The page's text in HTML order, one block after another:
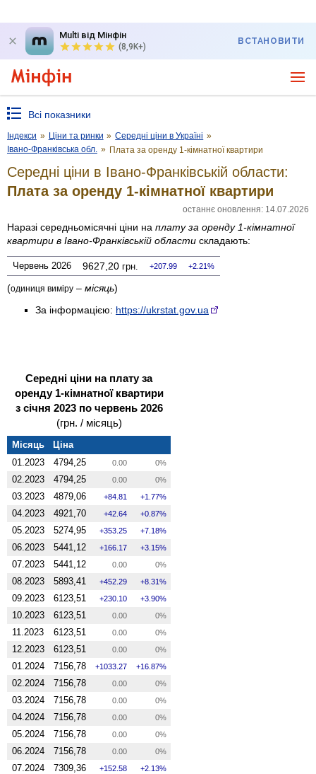
Multi від Мінфін
(8,9K+)
ВСТАНОВИТИ
Всі показники
Індекси » Ціни та ринки » Середні ціни в Україні »
Івано-Франківська обл. » Плата за оренду 1-кімнатної квартири
Середні ціни в Івано-Франківській области:
Плата за оренду 1-кімнатної квартири
останнє оновлення: 14.07.2026
Наразі середньомісячні ціни на плату за оренду 1-кімнатної
квартири в Івано-Франківській области складають:
Червень 2026 9627,20 грн. 207.99 2.21%
(одиниця виміру – місяць)
За інформацією: https://ukrstat.gov.ua
Середні ціни на плату за
оренду 1-кімнатної квартири
з січня 2023 по червень 2026
(грн. / місяць)
Місяць
Ціна
01.2023
4794,25 0.00 0%
02.2023 4794,25 0.00 0%
03.2023 4879,06 84.81 1.77%
04.2023 4921,70 42.64 0.87%
05.2023 5274,95 353.25 7.18%
06.2023 5441,12 166.17 3.15%
07.2023 5441,12 0.00 0%
08.2023 5893,41 452.29 8.31%
09.2023 6123,51 230.10 3.90%
10.2023 6123,51 0.00 0%
11.2023 6123,51 0.00 0%
12.2023 6123,51 0.00 0%
01.2024 7156,78 1033.27 16.87%
02.2024 7156,78 0.00 0%
03.2024 7156,78 0.00 0%
04.2024 7156,78 0.00 0%
05.2024 7156,78 0.00 0%
06.2024 7156,78 0.00 0%
07.2024 7309,36 152.58 2.13%